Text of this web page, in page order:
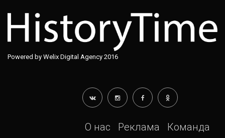
Powered by Welix Digital Agency 2016
О нас Реклама Команда